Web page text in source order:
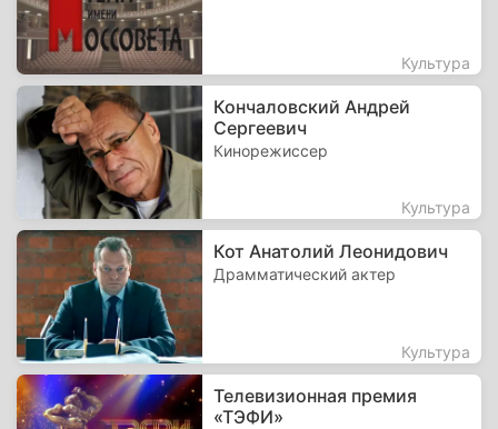
Культура
Кончаловский Андрей
Сергеевич
Кинорежиссер
Культура
Кот Анатолий Леонидович
Драмматический актер
Культура
Телевизионная премия
«ТЭФИ»